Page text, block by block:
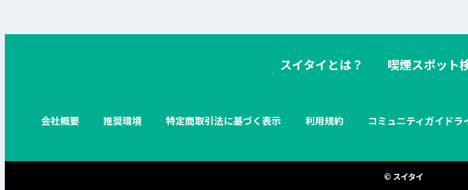
スイタイとは？ 喫煙スポット
会社概要 推奨環境 特定商取引法に基づく表示 利用規約 コミュニティガイドラ
© スイタイ